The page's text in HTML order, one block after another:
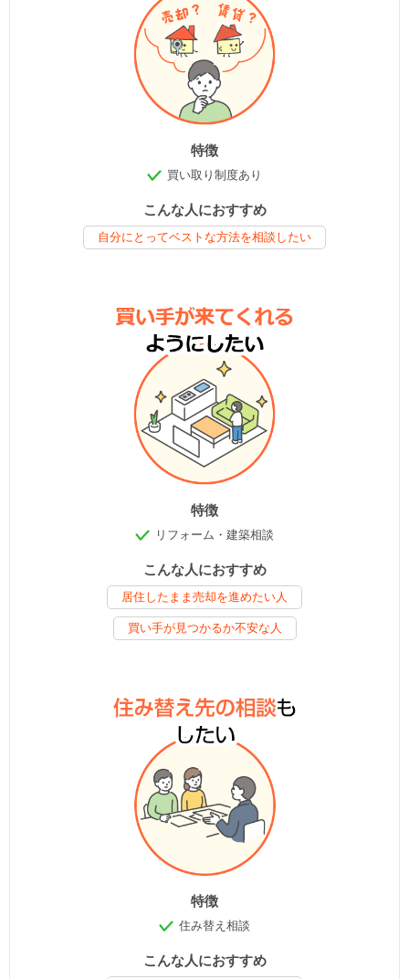
特徴
買い取り制度あり
こんな人におすすめ
自分にとってベストな方法を相談したい
特徴
リフォーム・建築相談
こんな人におすすめ
居住したまま売却を進めたい人
買い手が見つかるか不安な人
特徴
住み替え相談
こんな人におすすめ